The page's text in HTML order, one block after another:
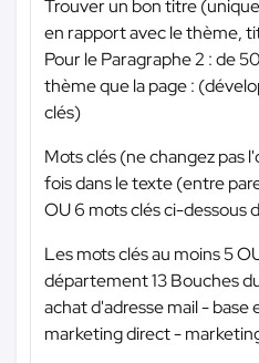
Trouver un bon titre
en rapport avec le thème,
Pour le Paragraphe 2 : de
thème que la page :
clés)
Mots clés (ne changez pas
fois dans le texte (entre
OU 6 mots clés ci-dessous
Les mots clés au moins 5
département 13 Bouches
achat d'adresse mail -
marketing direct -